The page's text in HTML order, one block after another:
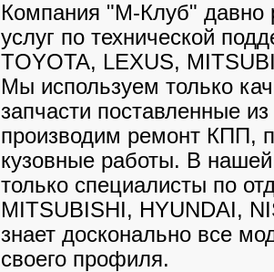
Компания "М-Клуб" давно
услуг по технической
TOYOTA, LEXUS,
Мы используем только
запчасти поставленные
производим ремонт КПП,
кузовные работы. В
только специалисты по
MITSUBISHI, HYUNDAI,
знает досконально все
своего профиля.